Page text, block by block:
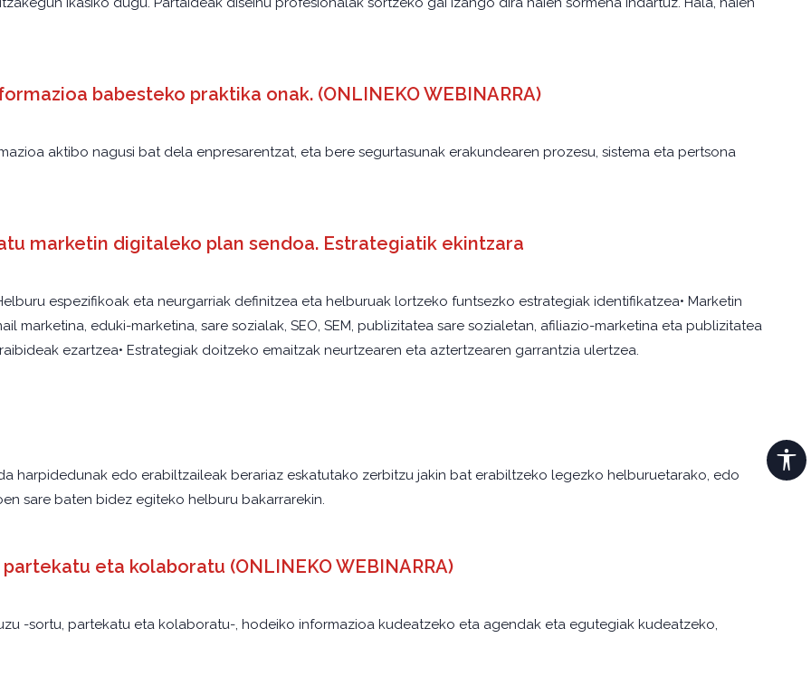
babesteko praktika onak. (ONLINEKO WEBINARRA)
aktibo nagusi bat dela enpresarentzat, eta bere segurtasunak erakundearen prozesu, sistema eta pertsona
marketin digitaleko plan sendoa. Estrategiatik ekintzara
espezifikoak eta neurgarriak definitzea eta helburuak lortzeko funtsezko estrategiak identifikatzea• Marketin
marketina, eduki-marketina, sare sozialak, SEO, SEM, publizitatea sare sozialetan, afiliazio-marketina eta publizitatea
ezartzea• Estrategiak doitzeko emaitzak neurtzearen eta aztertzearen garrantzia ulertzea.
harpidedunak edo erabiltzaileak berariaz eskatutako zerbitzu jakin bat erabiltzeko legezko helburuetarako, edo
sare baten bidez egiteko helburu bakarrarekin.
eta kolaboratu (ONLINEKO WEBINARRA)
-sortu, partekatu eta kolaboratu-, hodeiko informazioa kudeatzeko eta agendak eta egutegiak kudeatzeko,